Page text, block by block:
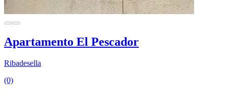
Apartamento El Pescador
Ribadesella
(0)